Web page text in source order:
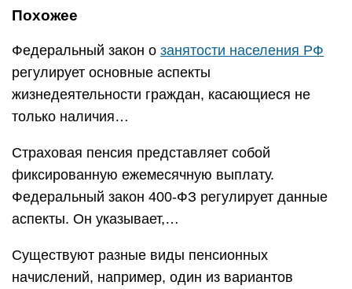
Похожее
Федеральный закон о занятости населения РФ
регулирует основные аспекты
жизнедеятельности граждан, касающиеся не
только наличия…
Страховая пенсия представляет собой
фиксированную ежемесячную выплату.
Федеральный закон 400-ФЗ регулирует данные
аспекты. Он указывает,…
Существуют разные виды пенсионных
начислений, например, один из вариантов